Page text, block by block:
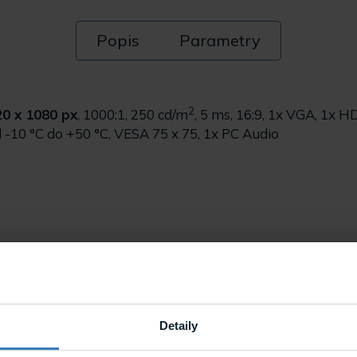
Detaily
Popis Parametry
x 1080 px, 1000:1, 250 cd/m2, 5 ms, 16:9, 1x VGA, 1x
°C do +50 °C, VESA 75 x 75, 1x PC Audio